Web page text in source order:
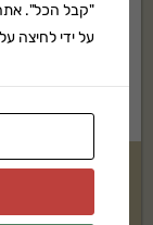
"קבל הכל". אתה
על ידי לחיצה